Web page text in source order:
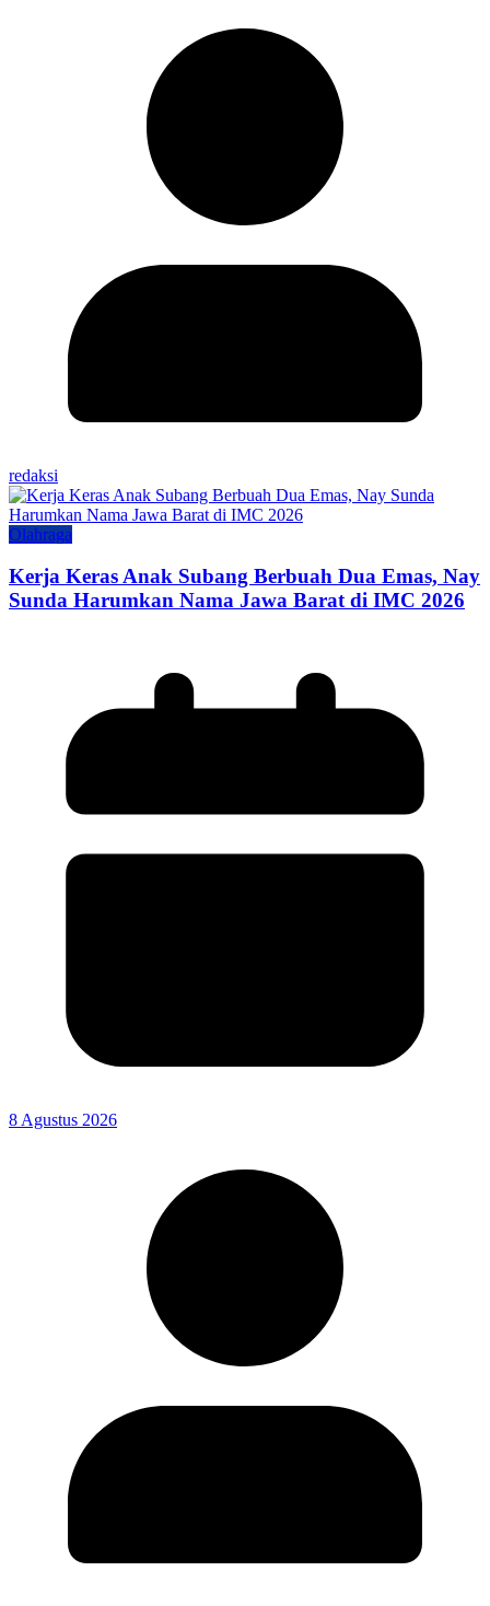
redaksi
Olahraga
Kerja Keras Anak Subang Berbuah Dua Emas, Nay
Sunda Harumkan Nama Jawa Barat di IMC 2026
8 Agustus 2026